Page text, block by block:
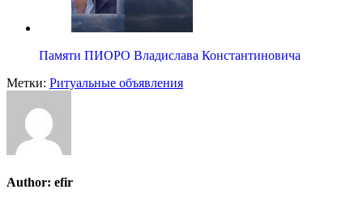
Памяти ПИОРО Владислава Константиновича
Метки: Ритуальные объявления
Author: efir